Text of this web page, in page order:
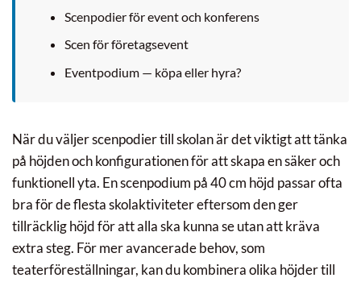
Scenpodier för event och konferens
Scen för företagsevent
Eventpodium — köpa eller hyra?
När du väljer scenpodier till skolan är det viktigt att tänka
på höjden och konfigurationen för att skapa en säker och
funktionell yta. En scenpodium på 40 cm höjd passar ofta
bra för de flesta skolaktiviteter eftersom den ger
tillräcklig höjd för att alla ska kunna se utan att kräva
extra steg. För mer avancerade behov, som
teaterföreställningar, kan du kombinera olika höjder till